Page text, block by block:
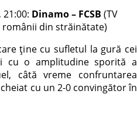
Dinamo – FCSB (TV
din străinătate)
ține cu sufletul la gură cei
cu o amplitudine sporită a
câtă vreme confruntarea
cu un 2-0 convingător în